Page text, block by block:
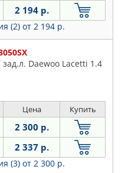
2 194 р.
(2) от 2 194 р.
Daewoo Lacetti 1.4
Цена Купить
2 300 р.
2 337 р.
(3) от 2 300 р.